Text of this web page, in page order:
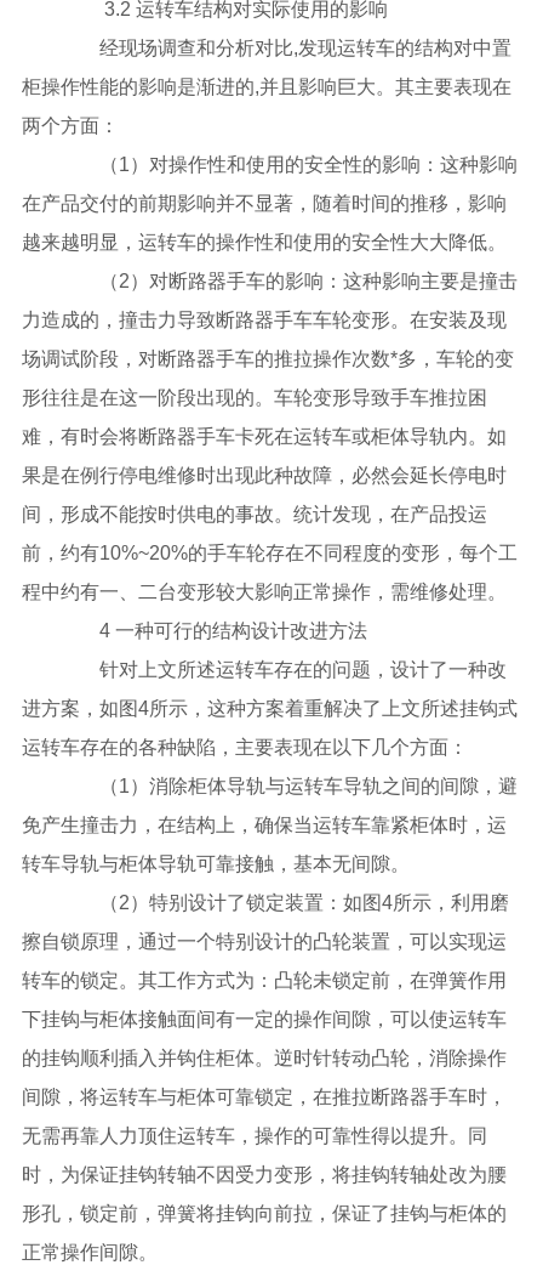
3.2 运转车结构对实际使用的影响
经现场调查和分析对比,发现运转车的结构对中置
柜操作性能的影响是渐进的,并且影响巨大。其主要表现在
两个方面：
（1）对操作性和使用的安全性的影响：这种影响
在产品交付的前期影响并不显著，随着时间的推移，影响
越来越明显，运转车的操作性和使用的安全性大大降低。
（2）对断路器手车的影响：这种影响主要是撞击
力造成的，撞击力导致断路器手车车轮变形。在安装及现
场调试阶段，对断路器手车的推拉操作次数*多，车轮的变
形往往是在这一阶段出现的。车轮变形导致手车推拉困
难，有时会将断路器手车卡死在运转车或柜体导轨内。如
果是在例行停电维修时出现此种故障，必然会延长停电时
间，形成不能按时供电的事故。统计发现，在产品投运
前，约有10%~20%的手车轮存在不同程度的变形，每个工
程中约有一、二台变形较大影响正常操作，需维修处理。
4 一种可行的结构设计改进方法
针对上文所述运转车存在的问题，设计了一种改
进方案，如图4所示，这种方案着重解决了上文所述挂钩式
运转车存在的各种缺陷，主要表现在以下几个方面：
（1）消除柜体导轨与运转车导轨之间的间隙，避
免产生撞击力，在结构上，确保当运转车靠紧柜体时，运
转车导轨与柜体导轨可靠接触，基本无间隙。
（2）特别设计了锁定装置：如图4所示，利用磨
擦自锁原理，通过一个特别设计的凸轮装置，可以实现运
转车的锁定。其工作方式为：凸轮未锁定前，在弹簧作用
下挂钩与柜体接触面间有一定的操作间隙，可以使运转车
的挂钩顺利插入并钩住柜体。逆时针转动凸轮，消除操作
间隙，将运转车与柜体可靠锁定，在推拉断路器手车时，
无需再靠人力顶住运转车，操作的可靠性得以提升。同
时，为保证挂钩转轴不因受力变形，将挂钩转轴处改为腰
形孔，锁定前，弹簧将挂钩向前拉，保证了挂钩与柜体的
正常操作间隙。